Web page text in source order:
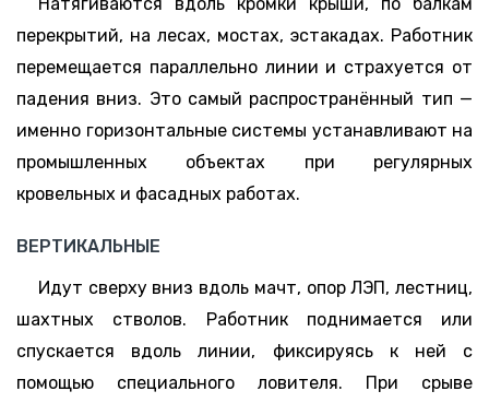
перекрытий, на лесах, мостах, эстакадах. Работник
перемещается параллельно линии и страхуется от
падения вниз. Это самый распространённый тип —
именно горизонтальные системы устанавливают на
промышленных объектах при регулярных
кровельных и фасадных работах.
ВЕРТИКАЛЬНЫЕ
Идут сверху вниз вдоль мачт, опор ЛЭП, лестниц,
шахтных стволов. Работник поднимается или
спускается вдоль линии, фиксируясь к ней с
помощью специального ловителя. При срыве